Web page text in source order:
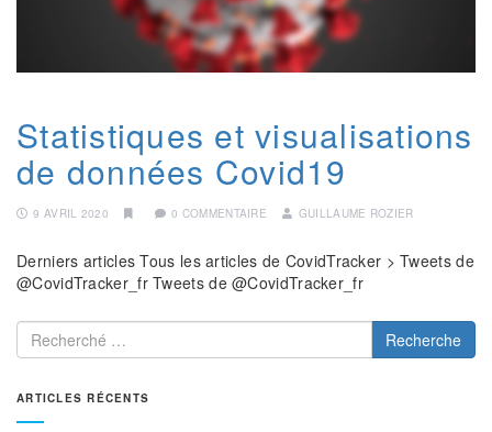
Statistiques et visualisations
de données Covid19
9 AVRIL 2020 0 COMMENTAIRE GUILLAUME ROZIER
Derniers articles Tous les articles de CovidTracker > Tweets de
@CovidTracker_fr Tweets de @CovidTracker_fr
Recherche
ARTICLES RÉCENTS